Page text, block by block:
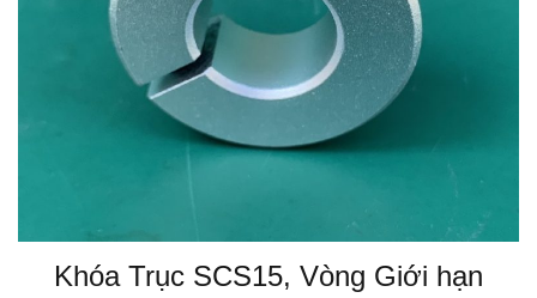
Khóa Trục SCS15, Vòng Giới hạn